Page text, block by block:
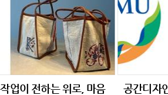
업이 전하는 위로, 마음
공간디자